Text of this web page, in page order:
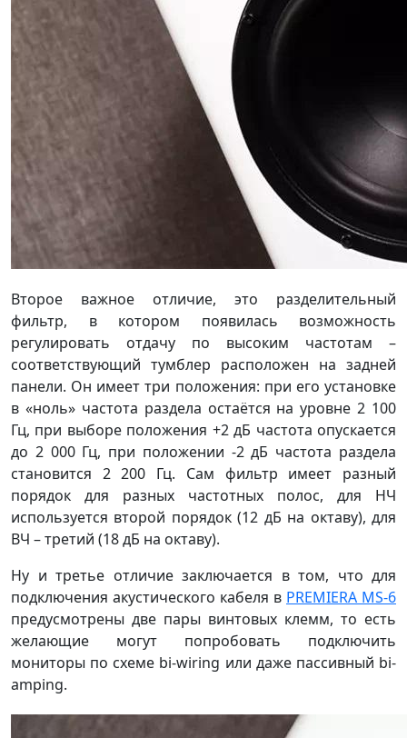
Второе важное отличие, это разделительный
фильтр, в котором появилась возможность
регулировать отдачу по высоким частотам –
соответствующий тумблер расположен на задней
панели. Он имеет три положения: при его установке
в «ноль» частота раздела остаётся на уровне 2 100
Гц, при выборе положения +2 дБ частота опускается
до 2 000 Гц, при положении -2 дБ частота раздела
становится 2 200 Гц. Сам фильтр имеет разный
порядок для разных частотных полос, для НЧ
используется второй порядок (12 дБ на октаву), для
ВЧ – третий (18 дБ на октаву).
Ну и третье отличие заключается в том, что для
подключения акустического кабеля в PREMIERA MS-6
предусмотрены две пары винтовых клемм, то есть
желающие могут попробовать подключить
мониторы по схеме bi-wiring или даже пассивный bi-
amping.